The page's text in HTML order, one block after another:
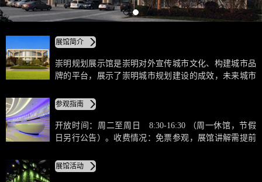
展馆简介
崇明规划展示馆是崇明对外宣传城市文化、构建城市品
牌的平台，展示了崇明城市规划建设的成效，未来城市
与市民间的沟通桥梁。崇明县规划展示馆位于崇明新城
行政中心内中轴线东侧，为四层地上建筑，建筑面积
12304平方米，展示面积约6000平方米，以“东海瀛洲、
生态崇明”为展示主题，展出了崇明江海沙洲独特的地理
参观指南
开放时间：周二至周日 8:30-16:30 （周一休馆，节假
日另行公告）。收费情况：免票参观，展馆讲解需提前
城桥镇崇明大道7918号 。
展馆活动